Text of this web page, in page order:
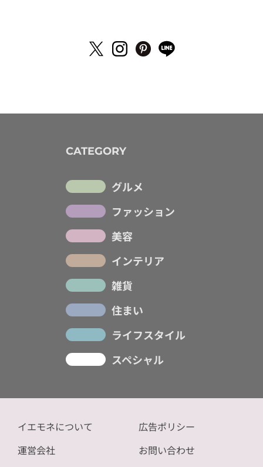
CATEGORY
グルメ
ファッション
美容
インテリア
雑貨
住まい
ライフスタイル
スペシャル
イエモネについて
運営会社
広告ポリシー
お問い合わせ